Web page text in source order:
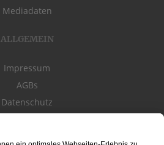
Mediadaten
ALLGEMEIN
Impressum
AGBs
Datenschutz